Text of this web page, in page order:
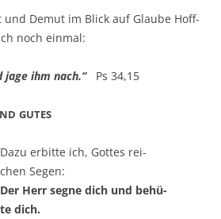
und Demut im Blick auf Glau­be Hoff­
noch einmal:
jage ihm nach.“ Ps 34,15
GUTES
Dazu erbit­te ich, Got­tes rei­
chen Segen:
Der Herr seg­ne dich und behü­
te dich.